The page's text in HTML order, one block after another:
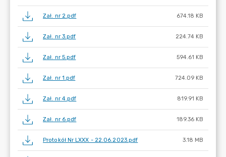
Zał. nr 2.pdf 674.18 KB
Zał. nr 3.pdf 224.74 KB
Zał. nr 5.pdf 594.61 KB
Zał. nr 1.pdf 724.09 KB
Zał. nr 4.pdf 819.91 KB
Zał. nr 6.pdf 189.36 KB
Protokół Nr LXXX - 22.06.2023.pdf 3.18 MB